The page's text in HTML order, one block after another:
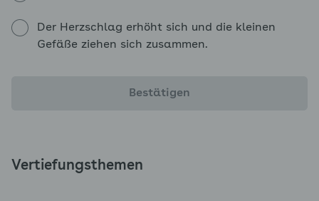
Der Herzschlag erhöht sich und die kleinen
Gefäße ziehen sich zusammen.
Bestätigen
Vertiefungsthemen